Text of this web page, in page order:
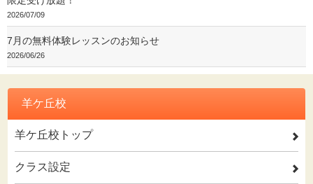
2026/07/09
7月の無料体験レッスンのお知らせ
2026/06/26
羊ケ丘校
羊ケ丘校トップ 2
クラス設定 2